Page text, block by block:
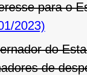
para o
2023)
do
de